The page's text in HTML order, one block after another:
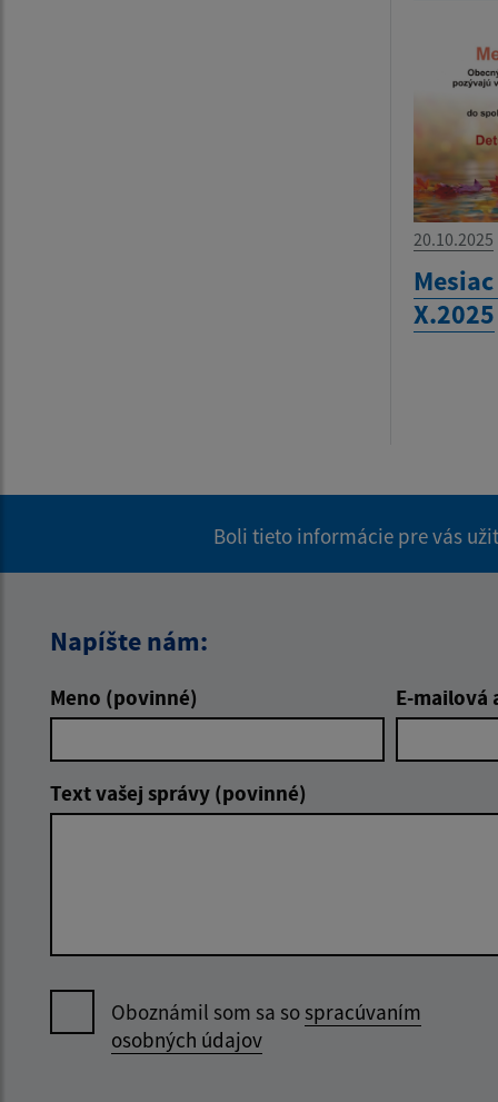
20.10.2025
X.2025
Boli tieto informácie pre vás
Napíšte nám:
Meno (povinné) E-mailová
Text vašej správy (povinné)
Oboznámil som sa sospracúvaním
osobných údajov